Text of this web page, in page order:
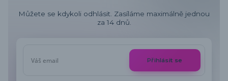
Můžete se kdykoli odhlásit. Zasíláme maximálně jednou
za 14 dnů.
Přihlásit se